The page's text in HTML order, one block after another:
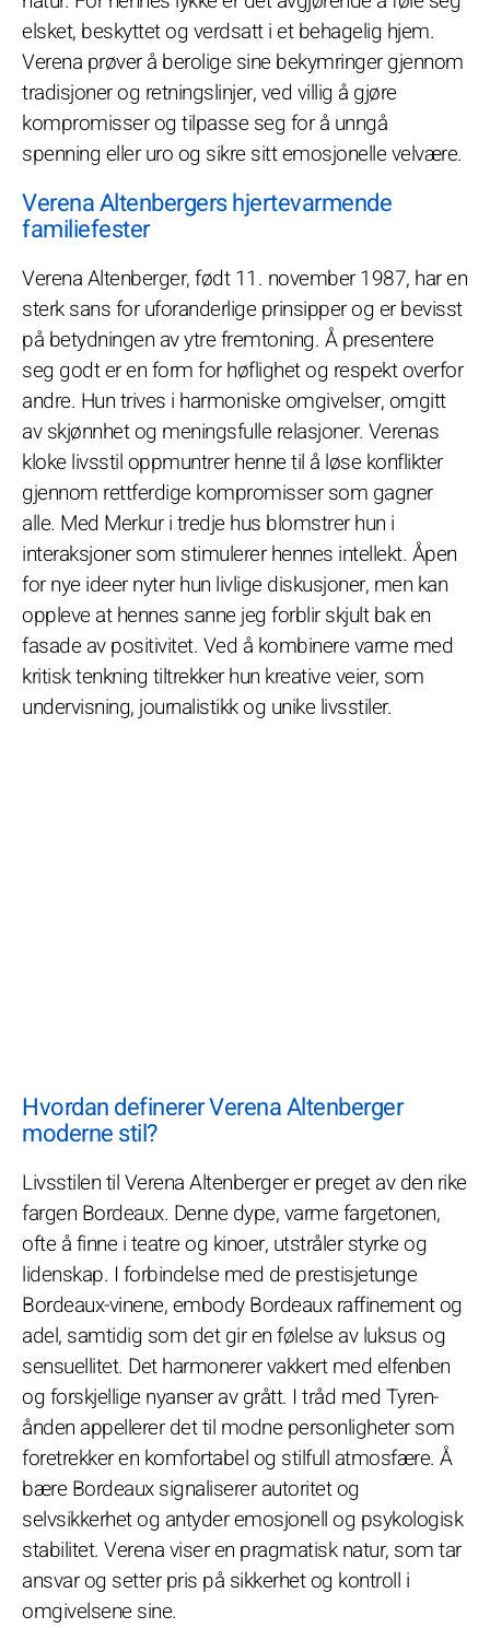
elsket, beskyttet og verdsatt i et behagelig hjem.
Verena prøver å berolige sine bekymringer gjennom
tradisjoner og retningslinjer, ved villig å gjøre
kompromisser og tilpasse seg for å unngå
spenning eller uro og sikre sitt emosjonelle velvære.
Verena Altenbergers hjertevarmende
familiefester
Verena Altenberger, født 11. november 1987, har en
sterk sans for uforanderlige prinsipper og er bevisst
på betydningen av ytre fremtoning. Å presentere
seg godt er en form for høflighet og respekt overfor
andre. Hun trives i harmoniske omgivelser, omgitt
av skjønnhet og meningsfulle relasjoner. Verenas
kloke livsstil oppmuntrer henne til å løse konflikter
gjennom rettferdige kompromisser som gagner
alle. Med Merkur i tredje hus blomstrer hun i
interaksjoner som stimulerer hennes intellekt. Åpen
for nye ideer nyter hun livlige diskusjoner, men kan
oppleve at hennes sanne jeg forblir skjult bak en
fasade av positivitet. Ved å kombinere varme med
kritisk tenkning tiltrekker hun kreative veier, som
undervisning, journalistikk og unike livsstiler.
Hvordan definerer Verena Altenberger
moderne stil?
Livsstilen til Verena Altenberger er preget av den rike
fargen Bordeaux. Denne dype, varme fargetonen,
ofte å finne i teatre og kinoer, utstråler styrke og
lidenskap. I forbindelse med de prestisjetunge
Bordeaux-vinene, embody Bordeaux raffinement og
adel, samtidig som det gir en følelse av luksus og
sensuellitet. Det harmonerer vakkert med elfenben
og forskjellige nyanser av grått. I tråd med Tyren-
ånden appellerer det til modne personligheter som
foretrekker en komfortabel og stilfull atmosfære. Å
bære Bordeaux signaliserer autoritet og
selvsikkerhet og antyder emosjonell og psykologisk
stabilitet. Verena viser en pragmatisk natur, som tar
ansvar og setter pris på sikkerhet og kontroll i
omgivelsene sine.